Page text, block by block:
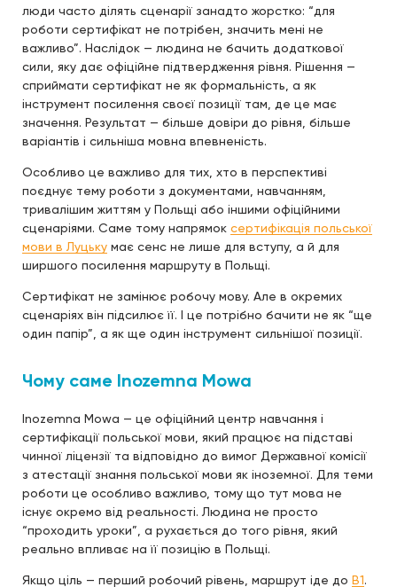
люди часто ділять сценарії занадто жорстко: “для
роботи сертифікат не потрібен, значить мені не
важливо”. Наслідок — людина не бачить додаткової
сили, яку дає офіційне підтвердження рівня. Рішення —
сприймати сертифікат не як формальність, а як
інструмент посилення своєї позиції там, де це має
значення. Результат — більше довіри до рівня, більше
варіантів і сильніша мовна впевненість.
Особливо це важливо для тих, хто в перспективі
поєднує тему роботи з документами, навчанням,
тривалішим життям у Польщі або іншими офіційними
сценаріями. Саме тому напрямок сертифікація польської
мови в Луцьку має сенс не лише для вступу, а й для
ширшого посилення маршруту в Польщі.
Сертифікат не замінює робочу мову. Але в окремих
сценаріях він підсилює її. І це потрібно бачити не як “ще
один папір”, а як ще один інструмент сильнішої позиції.
Чому саме Inozemna Mowa
Inozemna Mowa — це офіційний центр навчання і
сертифікації польської мови, який працює на підставі
чинної ліцензії та відповідно до вимог Державної комісії
з атестації знання польської мови як іноземної. Для теми
роботи це особливо важливо, тому що тут мова не
існує окремо від реальності. Людина не просто
“проходить уроки”, а рухається до того рівня, який
реально впливає на її позицію в Польщі.
Якщо ціль — перший робочий рівень, маршрут іде до B1.